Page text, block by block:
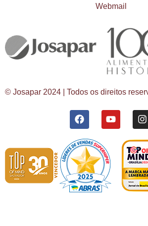
Webmail
© Josapar 2024 | Todos os direitos